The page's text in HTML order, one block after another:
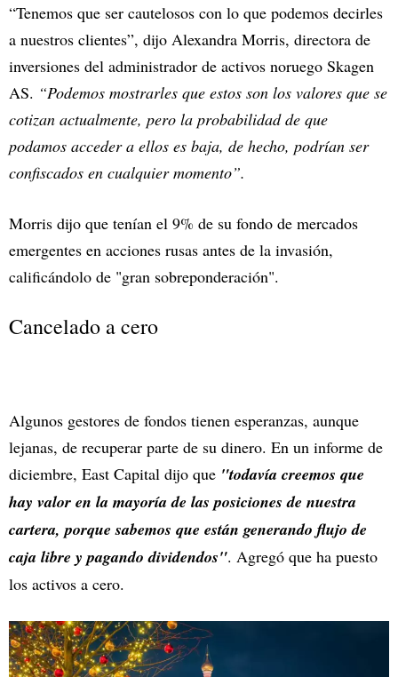
“Tenemos que ser cautelosos con lo que podemos decirles
a nuestros clientes”, dijo Alexandra Morris, directora de
inversiones del administrador de activos noruego Skagen
AS. “Podemos mostrarles que estos son los valores que se
cotizan actualmente, pero la probabilidad de que
podamos acceder a ellos es baja, de hecho, podrían ser
confiscados en cualquier momento”.
Morris dijo que tenían el 9% de su fondo de mercados
emergentes en acciones rusas antes de la invasión,
calificándolo de "gran sobreponderación".
Cancelado a cero
Algunos gestores de fondos tienen esperanzas, aunque
lejanas, de recuperar parte de su dinero. En un informe de
diciembre, East Capital dijo que "todavía creemos que
hay valor en la mayoría de las posiciones de nuestra
cartera, porque sabemos que están generando flujo de
caja libre y pagando dividendos". Agregó que ha puesto
los activos a cero.